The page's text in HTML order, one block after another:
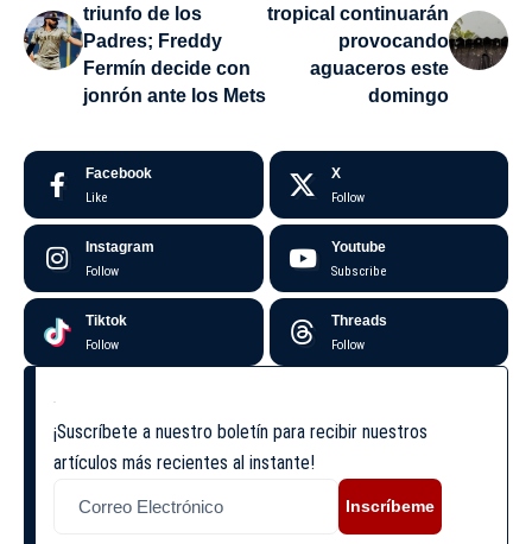
triunfo de los
Padres; Freddy
Fermín decide con
jonrón ante los Mets
tropical continuarán
provocando
aguaceros este
domingo
Facebook
Like
X
Follow
Instagram
Follow
Youtube
Subscribe
Tiktok
Follow
Threads
Follow
¡Suscríbete a nuestro boletín para recibir nuestros
artículos más recientes al instante!
Inscríbeme